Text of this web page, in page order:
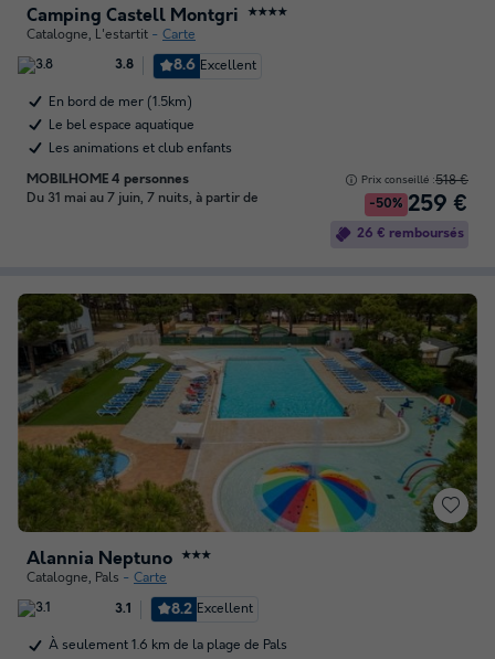
Camping Castell Montgri ★★★★
Catalogne, L'estartit Carte
3.8 8.6 Excellent
En bord de mer (1.5km)
Le bel espace aquatique
Les animations et club enfants
MOBILHOME 4 personnes
Du 31 mai au 7 juin, 7 nuits, à partir de
Prix conseillé :518 €
-50% 259 €
26 € remboursés
Alannia Neptuno ★★★
Catalogne, Pals Carte
3.1 8.2 Excellent
À seulement 1.6 km de la plage de Pals